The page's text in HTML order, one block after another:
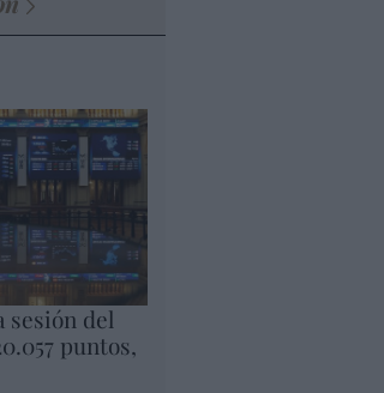
sesión del
puntos,